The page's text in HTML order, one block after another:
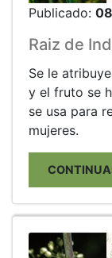
Publicado:
Raiz de
Se le
y el fruto se
se usa para
mujeres.